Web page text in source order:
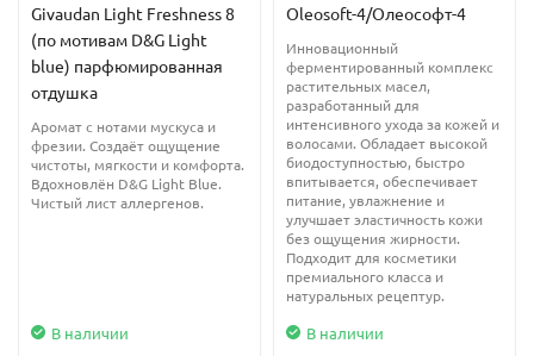
им питание, укрепление и блеск.
пр-во Марокко
Givaudan Light Freshness 8
(по мотивам D&G Light
blue) парфюмированная
отдушка
Аромат с нотами мускуса и
фрезии. Создаёт ощущение
чистоты, мягкости и комфорта.
Вдохновлён D&G Light Blue.
Чистый лист аллергенов.
В наличии
Oleosoft-4/Олеософт-4
Инновационный
ферментированный комплекс
растительных масел,
разработанный для
интенсивного ухода за кожей и
волосами. Обладает высокой
биодоступностью, быстро
впитывается, обеспечивает
питание, увлажнение и
улучшает эластичность кожи
без ощущения жирности.
Подходит для косметики
премиального класса и
натуральных рецептур.
В наличии